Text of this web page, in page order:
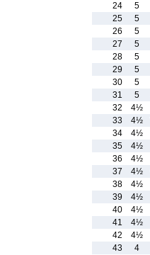
24
5
25
5
26
5
27
5
28
5
29
5
30
5
31
5
32
4½
33
4½
34
4½
35
4½
36
4½
37
4½
38
4½
39
4½
40
4½
41
4½
42
4½
43
4